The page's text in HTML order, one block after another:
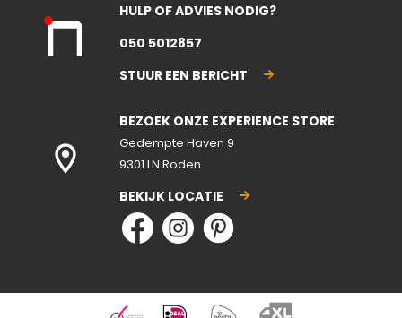
nte
ote
n
HULP OF ADVIES NODIG?
050 5012857
STUUR EEN BERICHT
BEZOEK ONZE EXPERIENCE STORE
Gedempte Haven 9
9301 LN Roden
BEKIJK LOCATIE